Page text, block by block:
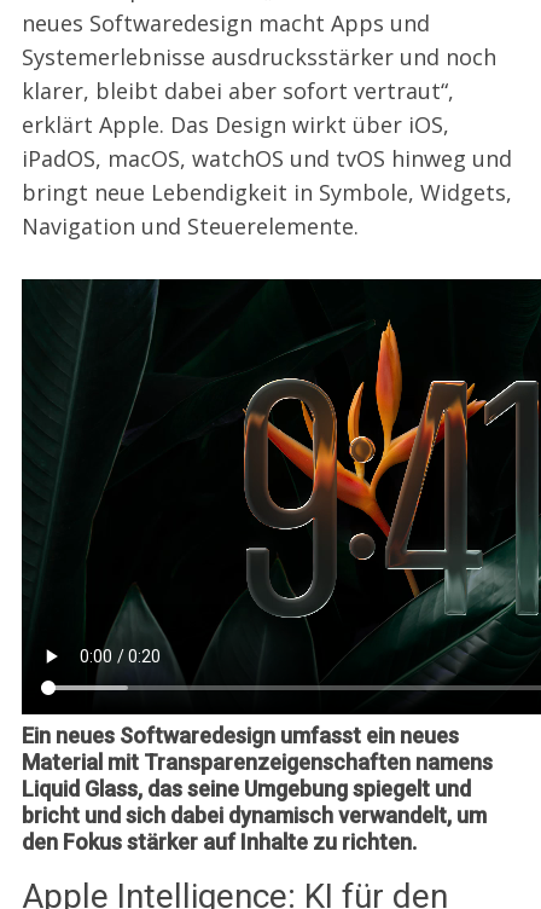
neues Softwaredesign macht Apps und
Systemerlebnisse ausdrucksstärker und noch
klarer, bleibt dabei aber sofort vertraut“,
erklärt Apple. Das Design wirkt über iOS,
iPadOS, macOS, watchOS und tvOS hinweg und
bringt neue Lebendigkeit in Symbole, Widgets,
Navigation und Steuerelemente.
Ein neues Softwaredesign umfasst ein neues
Material mit Transparenzeigenschaften namens
Liquid Glass, das seine Umgebung spiegelt und
bricht und sich dabei dynamisch verwandelt, um
den Fokus stärker auf Inhalte zu richten.
Apple Intelligence: KI für den